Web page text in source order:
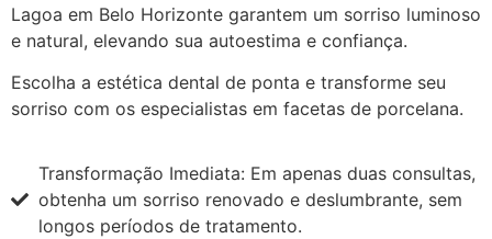
Lagoa em Belo Horizonte garantem um sorriso luminoso
e natural, elevando sua autoestima e confiança.
Escolha a estética dental de ponta e transforme seu
sorriso com os especialistas em facetas de porcelana.
Transformação Imediata: Em apenas duas consultas,
obtenha um sorriso renovado e deslumbrante, sem
longos períodos de tratamento.